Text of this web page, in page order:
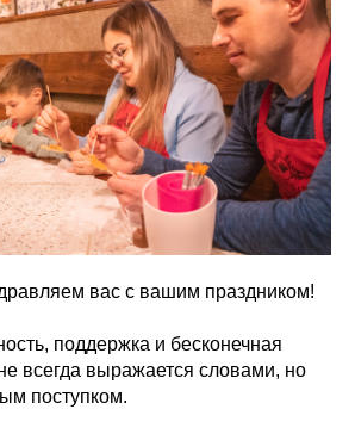
вас с вашим праздником!
поддержка и бесконечная
всегда выражается словами, но
поступком.